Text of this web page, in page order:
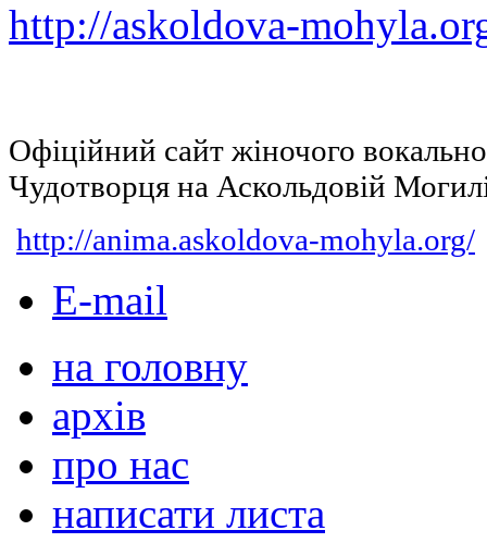
http://askoldova-
Офіційний сайт жіночого
Чудотворця на Аскольдовій
http://anima.askoldova-mohyla.org/
E-mail
на головну
архів
про нас
написати листа